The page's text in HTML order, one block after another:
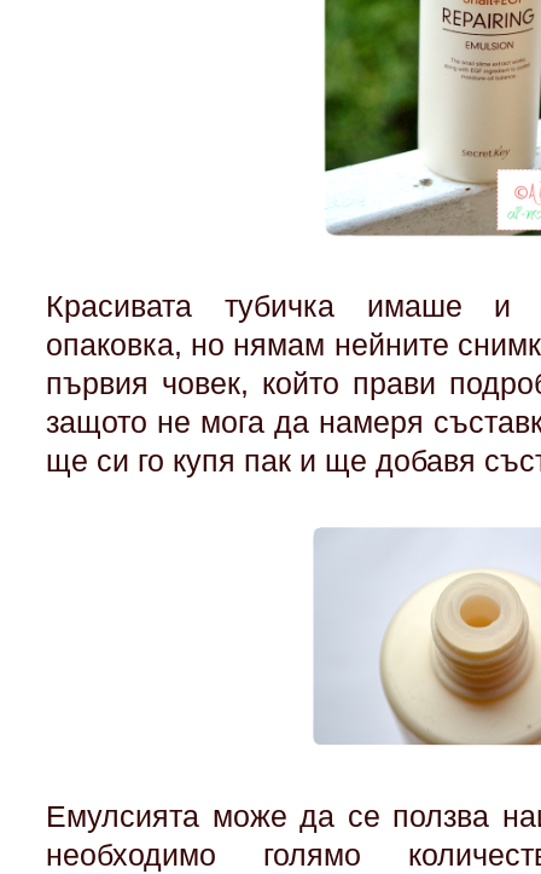
Красивата тубичка имаше и
опаковка, но нямам нейните
първия човек, който прави
защото не мога да намеря
ще си го купя пак и ще добавя
Емулсията може да се ползва
необходимо голямо